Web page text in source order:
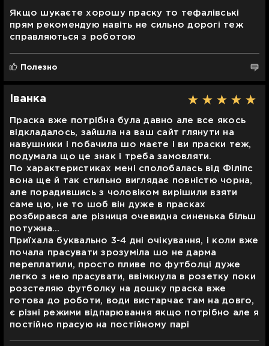
Якщо шукаєте хорошу праску то тефалівські
прям рекомендую навіть не сильно дорогі теж
справляються з роботою
Полезно
Іванка
Праска вже потрібна була давно але все якось
відкладалось, зайшла на ваш сайт глянути на
навушники і побачила шо маєте і ви праски теж,
подумала що це знак і треба замовляти.
По характеристиках мені сполобалась від Філіпс
вона ще й так стильно виглядає повністю чорна,
але порадившись з чоловіком вирішили взяти
саме цю, не то шоб він дуже в прасках
розбирався але різниця очевидна синенька більш
потужна...
Приїхала буквально 3-4 дні очікування, і коли вже
почала прасувати зрозуміла шо не дарма
переплатили, просто пливе по футболці дуже
легко з нею прасувати, ввімкнула в розетку поки
розстеляю футболку на дошку праска вже
готова до роботи, води вистарчає там на довго,
є різні режими відпарювання якщо потрібно але я
постійно прасую на постійному парі